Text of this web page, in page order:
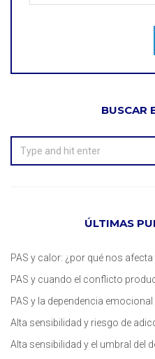
BUSCAR
ÚLTIMAS
PAS y calor: ¿por qué nos afecta
PAS y cuando el conflicto
PAS y la dependencia emocional
Alta sensibilidad y riesgo de
Alta sensibilidad y el umbral del